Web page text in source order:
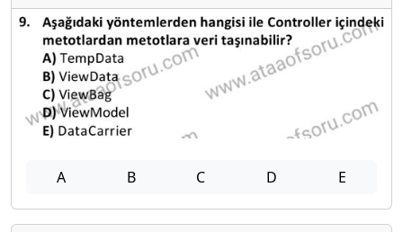
A B C D E